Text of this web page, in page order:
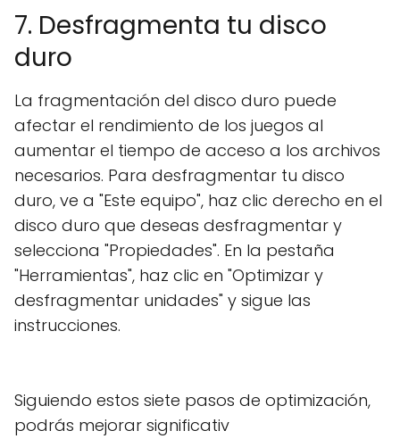
7. Desfragmenta tu disco
duro
La fragmentación del disco duro puede
afectar el rendimiento de los juegos al
aumentar el tiempo de acceso a los archivos
necesarios. Para desfragmentar tu disco
duro, ve a "Este equipo", haz clic derecho en el
disco duro que deseas desfragmentar y
selecciona "Propiedades". En la pestaña
"Herramientas", haz clic en "Optimizar y
desfragmentar unidades" y sigue las
instrucciones.
Siguiendo estos siete pasos de optimización,
podrás mejorar significativ